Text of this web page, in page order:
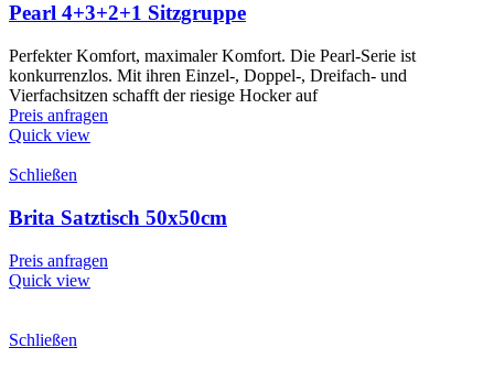
Pearl 4+3+2+1 Sitzgruppe
Perfekter Komfort, maximaler Komfort. Die Pearl-Serie ist
konkurrenzlos. Mit ihren Einzel-, Doppel-, Dreifach- und
Vierfachsitzen schafft der riesige Hocker auf
Preis anfragen
Quick view
Schließen
Brita Satztisch 50x50cm
Preis anfragen
Quick view
Schließen